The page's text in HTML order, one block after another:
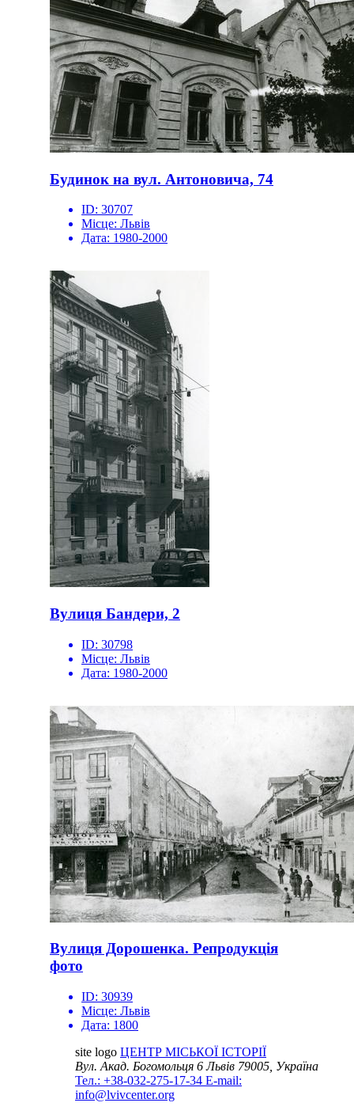
Будинок на вул. Антоновича, 74
ID: 30707
Місце: Львів
Дата: 1980-2000
Вулиця Бандери, 2
ID: 30798
Місце: Львів
Дата: 1980-2000
Вулиця Дорошенка. Репродукція
фото
ID: 30939
Місце: Львів
Дата: 1800
site logo ЦЕНТР МІСЬКОЇ ІСТОРІЇ
Вул. Акад. Богомольця 6Львів 79005, Україна
Тел.: +38-032-275-17-34 E-mail:
info@lvivcenter.org